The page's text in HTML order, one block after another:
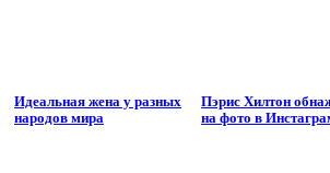
Идеальная жена у разных
народов мира
Пэрис Хилтон
на фото в